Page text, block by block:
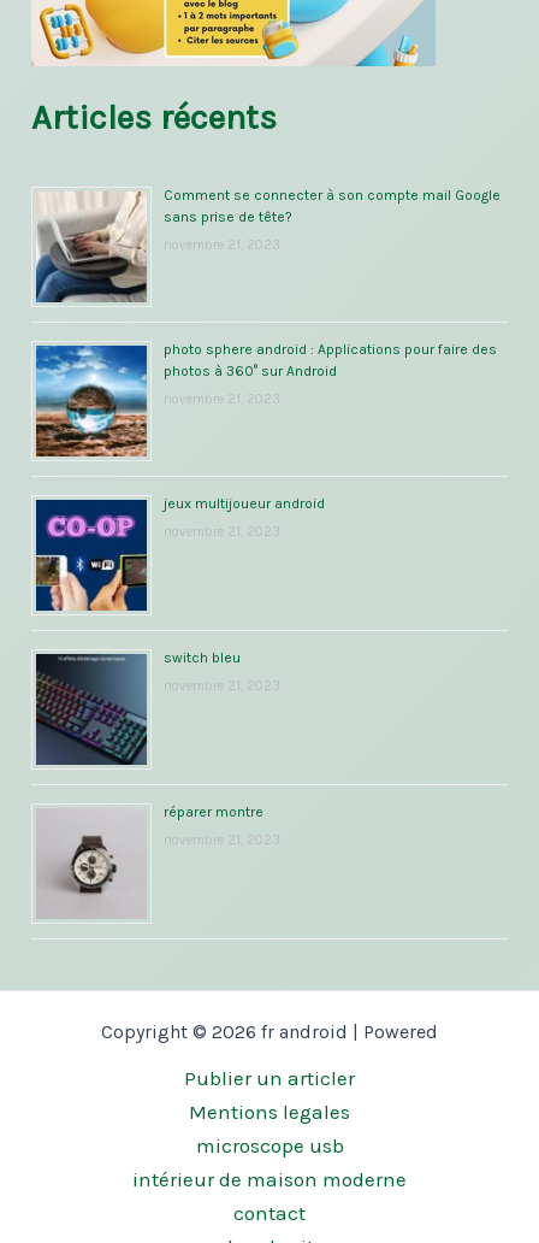
Articles récents
Comment se connecter à son compte mail Google
sans prise de tête?
novembre 21, 2023
photo sphere android : Applications pour faire des
photos à 360° sur Android
novembre 21, 2023
jeux multijoueur android
novembre 21, 2023
switch bleu
novembre 21, 2023
réparer montre
novembre 21, 2023
Copyright © 2026 fr android | Powered
Publier un articler
Mentions legales
microscope usb
intérieur de maison moderne
contact